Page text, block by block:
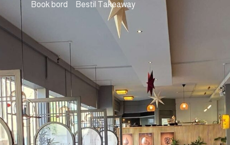
Book bord Bestil Takeaway